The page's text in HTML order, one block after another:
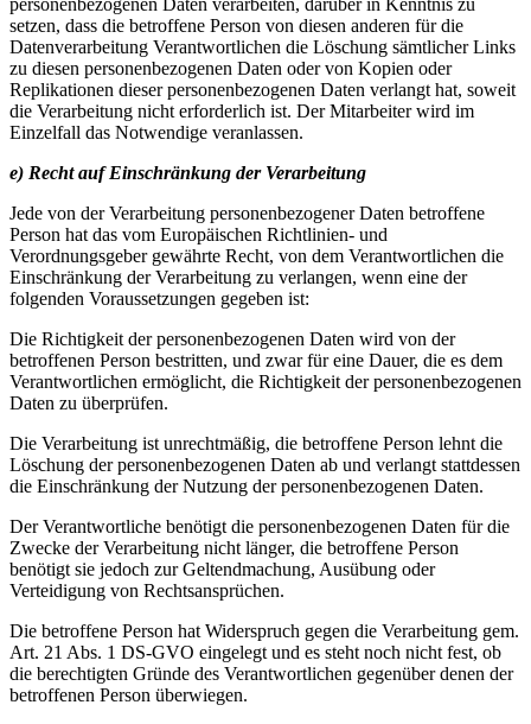
personenbezogenen Daten verarbeiten, darüber in Kenntnis zu
setzen, dass die betroffene Person von diesen anderen für die
Datenverarbeitung Verantwortlichen die Löschung sämtlicher Links
zu diesen personenbezogenen Daten oder von Kopien oder
Replikationen dieser personenbezogenen Daten verlangt hat, soweit
die Verarbeitung nicht erforderlich ist. Der Mitarbeiter wird im
Einzelfall das Notwendige veranlassen.
e) Recht auf Einschränkung der Verarbeitung
Jede von der Verarbeitung personenbezogener Daten betroffene
Person hat das vom Europäischen Richtlinien- und
Verordnungsgeber gewährte Recht, von dem Verantwortlichen die
Einschränkung der Verarbeitung zu verlangen, wenn eine der
folgenden Voraussetzungen gegeben ist:
Die Richtigkeit der personenbezogenen Daten wird von der
betroffenen Person bestritten, und zwar für eine Dauer, die es dem
Verantwortlichen ermöglicht, die Richtigkeit der personenbezogenen
Daten zu überprüfen.
Die Verarbeitung ist unrechtmäßig, die betroffene Person lehnt die
Löschung der personenbezogenen Daten ab und verlangt stattdessen
die Einschränkung der Nutzung der personenbezogenen Daten.
Der Verantwortliche benötigt die personenbezogenen Daten für die
Zwecke der Verarbeitung nicht länger, die betroffene Person
benötigt sie jedoch zur Geltendmachung, Ausübung oder
Verteidigung von Rechtsansprüchen.
Die betroffene Person hat Widerspruch gegen die Verarbeitung gem.
Art. 21 Abs. 1 DS-GVO eingelegt und es steht noch nicht fest, ob
die berechtigten Gründe des Verantwortlichen gegenüber denen der
betroffenen Person überwiegen.